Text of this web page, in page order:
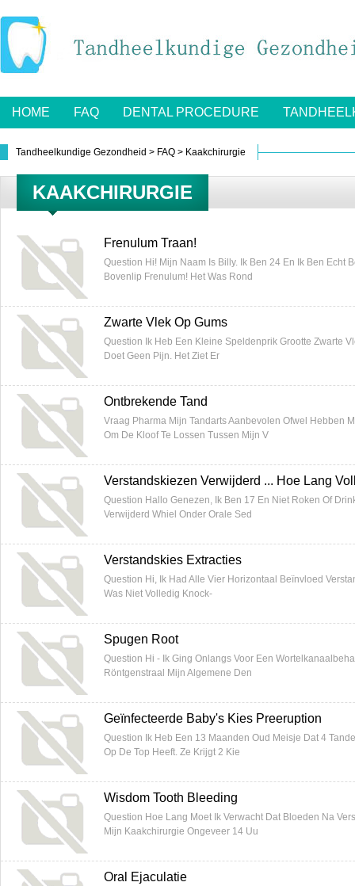
HOME FAQ DENTAL PROCEDURE
Tandheelkundige Gezondheid > FAQ > Kaakchirurgie
KAAKCHIRURGIE
Frenulum Traan!
Question Hi! Mijn Naam Is Billy. Ik Ben 24 En Ik Ben Echt
Bovenlip Frenulum! Het Was Rond
Zwarte Vlek Op Gums
Question Ik Heb Een Kleine Speldenprik Grootte Zwarte
Doet Geen Pijn. Het Ziet Er
Ontbrekende Tand
Vraag Pharma Mijn Tandarts Aanbevolen Ofwel Hebben
Om De Kloof Te Lossen Tussen Mijn V
Verstandskiezen Verwijderd ... Hoe Lang
Question Hallo Genezen, Ik Ben 17 En Niet Roken Of
Verwijderd Whiel Onder Orale Sed
Verstandskies Extracties
Question Hi, Ik Had Alle Vier Horizontaal Beïnvloed
Was Niet Volledig Knock-
Spugen Root
Question Hi - Ik Ging Onlangs Voor Een
Röntgenstraal Mijn Algemene Den
Geïnfecteerde Baby's Kies Preeruption
Question Ik Heb Een 13 Maanden Oud Meisje Dat 4
Op De Top Heeft. Ze Krijgt 2 Kie
Wisdom Tooth Bleeding
Question Hoe Lang Moet Ik Verwacht Dat Bloeden Na
Mijn Kaakchirurgie Ongeveer 14 Uu
Oral Ejaculatie